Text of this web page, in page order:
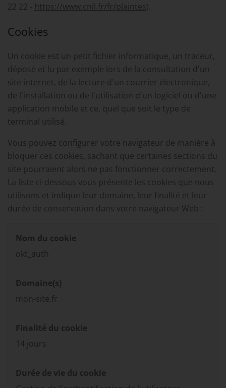
22 22 - https://www.cnil.fr/fr/plaintes).
Cookies
Un cookie est un petit fichier informatique, un traceur,
déposé et lu par exemple lors de la consultation d'un
site internet, de la lecture d'un courrier électronique,
de l'installation ou de l'utilisation d'un logiciel ou d'une
application mobile et ce, quel que soit le type de
terminal utilisé.
Vous pouvez configurer votre navigateur de manière à
bloquer ces cookies, sachant que certaines sections du
site pourraient alors ne pas fonctionner correctement.
La liste ci-dessous vous présente les cookies que nous
utilisons et indique leur domaine, leur finalité et leur
durée de conservation dans votre navigateur Web :
Nom du cookie
okt_auth
Domaine(s)
mon-site.fr
Finalité du cookie
14 jours
Durée de vie du cookie